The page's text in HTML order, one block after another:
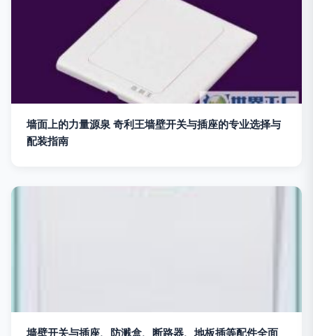
墙面上的力量源泉 奇利王墙壁开关与插座的专业选择与
配装指南
墙壁开关与插座、防溅盒、断路器、地板插等配件全面